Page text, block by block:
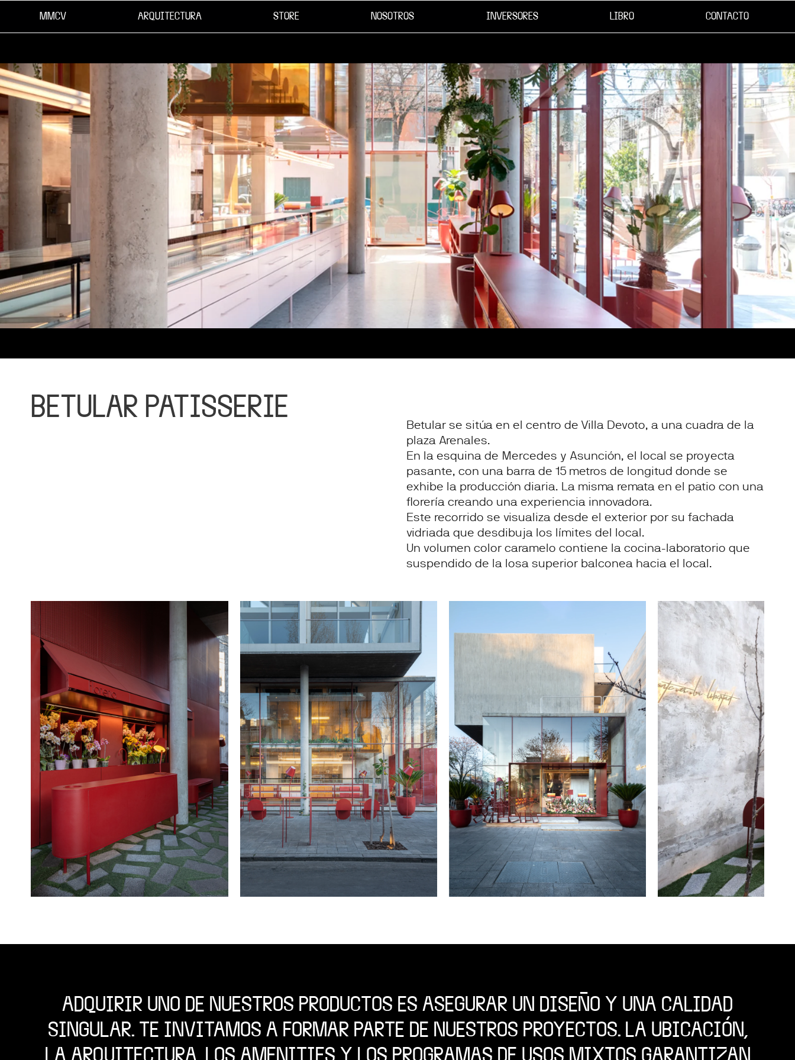
MMCV ARQUITECTURA STORE NOSOTROS INVERSORES LIBRO CONTACTO
BETULAR PÂTISSERIE
Betular se sitúa en el centro de Villa Devoto, a una cuadra de la
plaza Arenales.
En la esquina de Mercedes y Asunción, el local se proyecta
pasante, con una barra de 15 metros de longitud donde se
exhibe la producción diaria. La misma remata en el patio con una
florería creando una experiencia innovadora.
Este recorrido se visualiza desde el exterior por su fachada
vidriada que desdibuja los límites del local.
Un volumen color caramelo contiene la cocina-laboratorio que
suspendido de la losa superior balconea hacia el local.
ADQUIRIR UNO DE NUESTROS PRODUCTOS ES ASEGURAR UN DISEÑO Y UNA CALIDAD
SINGULAR. TE INVITAMOS A FORMAR PARTE DE NUESTROS PROYECTOS. LA UBICACIÓN,